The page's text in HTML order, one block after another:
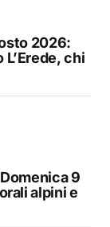
2026:
chi
9
alpini e